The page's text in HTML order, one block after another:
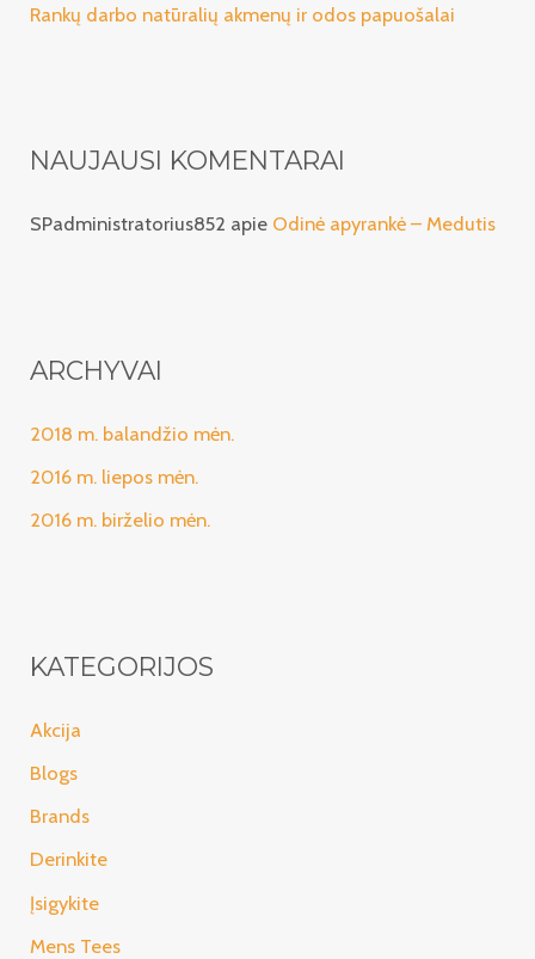
Rankų darbo natūralių akmenų ir odos papuošalai
NAUJAUSI KOMENTARAI
SPadministratorius852 apie Odinė apyrankė – Medutis
ARCHYVAI
2018 m. balandžio mėn.
2016 m. liepos mėn.
2016 m. birželio mėn.
KATEGORIJOS
Akcija
Blogs
Brands
Derinkite
Įsigykite
Mens Tees